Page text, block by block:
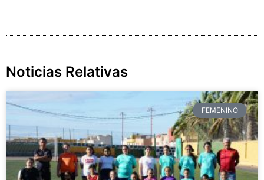
Noticias Relativas
FEMENINO